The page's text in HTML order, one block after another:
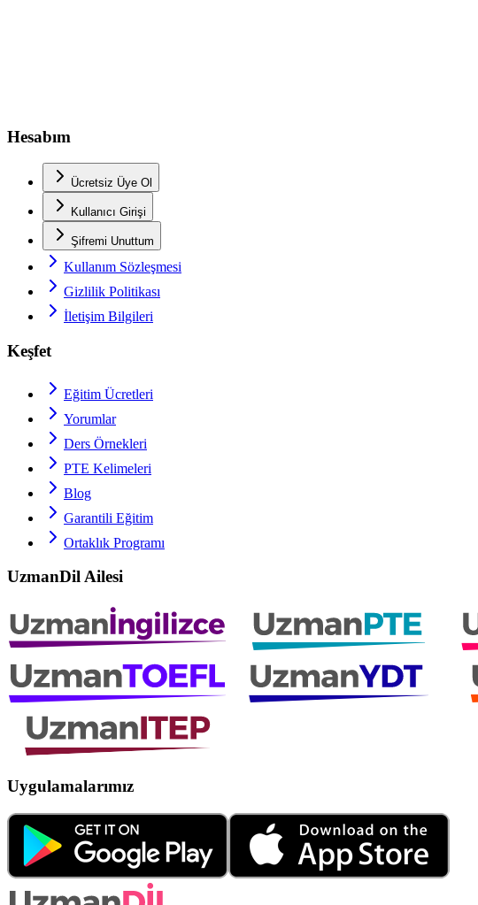
Hesabım
Ücretsiz Üye Ol
Kullanıcı Girişi
Şifremi Unuttum
Kullanım Sözleşmesi
Gizlilik Politikası
İletişim Bilgileri
Keşfet
Eğitim Ücretleri
Yorumlar
Ders Örnekleri
PTE Kelimeleri
Blog
Garantili Eğitim
Ortaklık Programı
UzmanDil Ailesi
Uygulamalarımız